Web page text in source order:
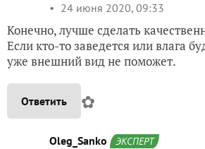
24 июня 2020, 09:33
Конечно, лучше сделать
Если кто-то заведется или влага
уже внешний вид не поможет.
Ответить ✿
Oleg_Sanko ЭКСПЕРТ